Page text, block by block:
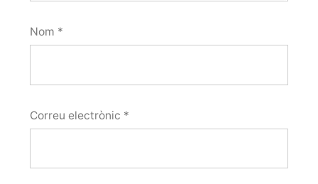
Nom *
Correu electrònic *